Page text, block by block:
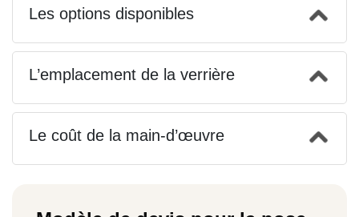
Les options disponibles
L’emplacement de la verrière
Le coût de la main-d’œuvre